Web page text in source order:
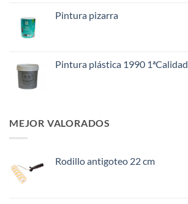
Pintura pizarra
Pintura plástica 1990 1ªCalidad
MEJOR VALORADOS
Rodillo antigoteo 22 cm